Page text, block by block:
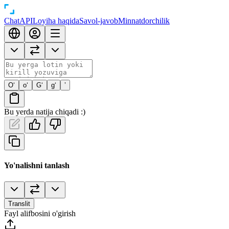
ChatAPILoyiha haqidaSavol-javobMinnatdorchilik
O‘ o‘ G‘ g‘ ’
Bu yerda natija chiqadi :)
Yo'nalishni tanlash
Translit
Fayl alifbosini o'girish